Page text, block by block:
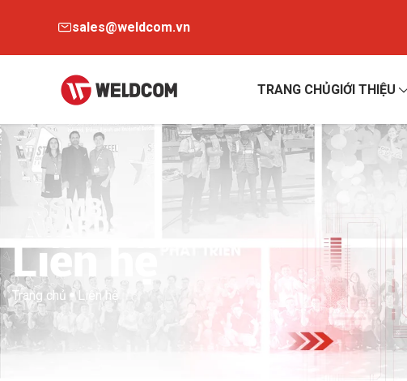
sales@weldcom.vn
TRANG CHỦGIỚI THIỆU
Liên hệ
Trang chủ Liên hệ